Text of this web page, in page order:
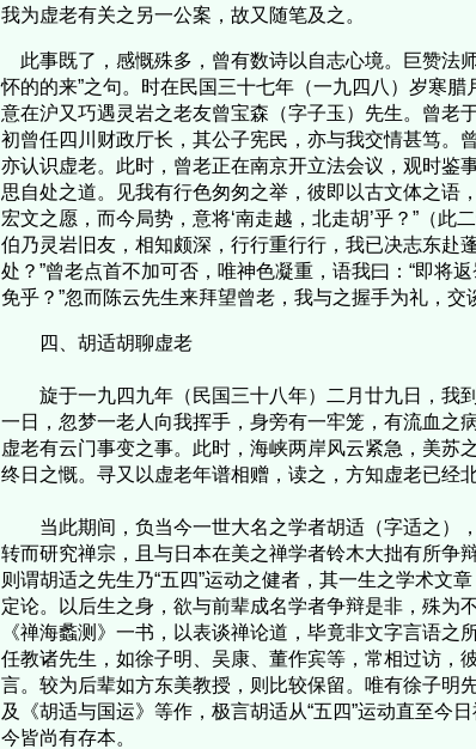
我为虚老有关之另一公案，故又随笔及之。
此事既了，感慨殊多，曾有数诗以自志心境。巨赞法
怀的的来”之句。时在民国三十七年（一九四八）岁寒
意在沪又巧遇灵岩之老友曾宝森（字子玉）先生。曾老
初曾任四川财政厅长，其公子宪民，亦与我交情甚笃。
亦认识虚老。此时，曾老正在南京开立法会议，观时鉴
思自处之道。见我有行色匆匆之举，彼即以古文体之语
宏文之愿，而今局势，意将‘南走越，北走胡’乎？”（此
伯乃灵岩旧友，相知颇深，行行重行行，我已决志东赴
处？”曾老点首不加可否，唯神色凝重，语我曰：“即将
免乎？”忽而陈云先生来拜望曾老，我与之握手为礼，交
四、胡适胡聊虚老
旋于一九四九年（民国三十八年）二月廿九日，我到
一日，忽梦一老人向我挥手，身旁有一牢笼，有流血之
虚老有云门事变之事。此时，海峡两岸风云紧急，美苏
终日之慨。寻又以虚老年谱相赠，读之，方知虚老已经
当此期间，负当今一世大名之学者胡适（字适之）
转而研究禅宗，且与日本在美之禅学者铃木大拙有所争
则谓胡适之先生乃“五四”运动之健者，其一生之学术文
定论。以后生之身，欲与前辈成名学者争辩是非，殊为
《禅海蠡测》一书，以表谈禅论道，毕竟非文字言语之
任教诸先生，如徐子明、吴康、董作宾等，常相过访，
言。较为后辈如方东美教授，则比较保留。唯有徐子明
及《胡适与国运》等作，极言胡适从“五四”运动直至今
今皆尚有存本。